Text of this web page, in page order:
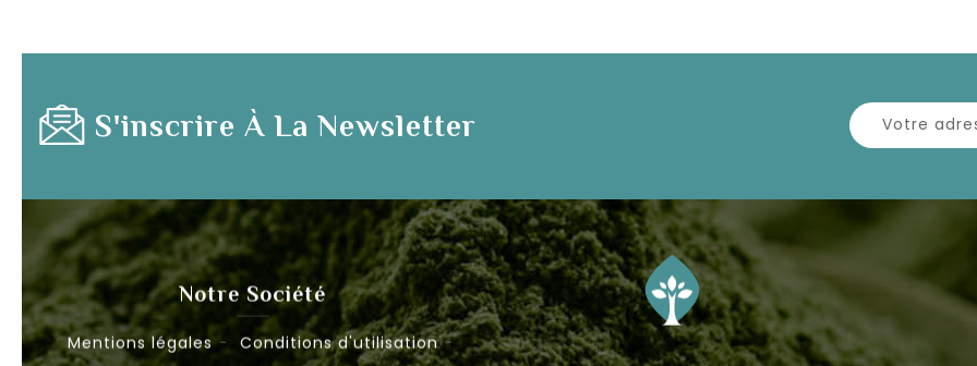
S'inscrire À La Newsletter
Notre Société
Mentions légales
Conditions d'utilisation